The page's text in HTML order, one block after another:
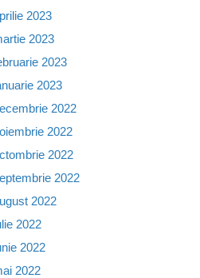
2023
2023
2023
2023
2022
2022
2022
2022
2022
2022
2022
2022